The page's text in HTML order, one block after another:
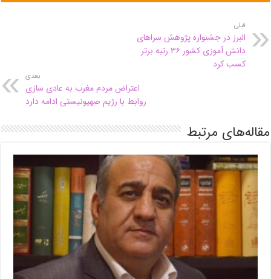
قبلی
البرز در جشنواره پژوهش سراهای
دانش آموزی کشور ۳۶ رتبه برتر
کسب کرد
بعدی
اعتراض مردم مغرب به عادی سازی
روابط با رژیم صهیونیستی ادامه دارد
مقاله‌های مرتبط